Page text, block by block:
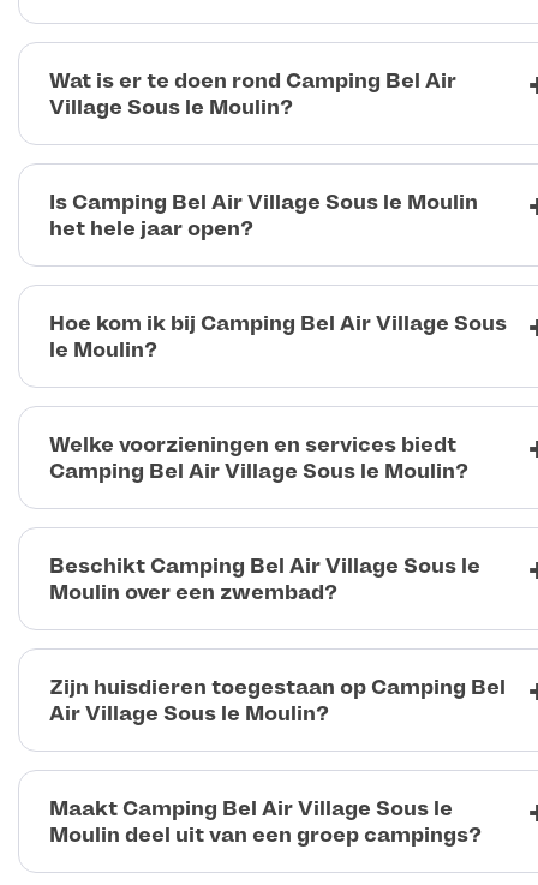
Wat is er te doen rond Camping Bel Air
Village Sous le Moulin?
Is Camping Bel Air Village Sous le Moulin
het hele jaar open?
Hoe kom ik bij Camping Bel Air Village Sous
le Moulin?
Welke voorzieningen en services biedt
Camping Bel Air Village Sous le Moulin?
Beschikt Camping Bel Air Village Sous le
Moulin over een zwembad?
Zijn huisdieren toegestaan op Camping Bel
Air Village Sous le Moulin?
Maakt Camping Bel Air Village Sous le
Moulin deel uit van een groep campings?